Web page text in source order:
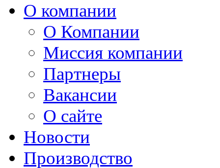
О компании
О Компании
Миссия компании
Партнеры
Вакансии
О сайте
Новости
Производство